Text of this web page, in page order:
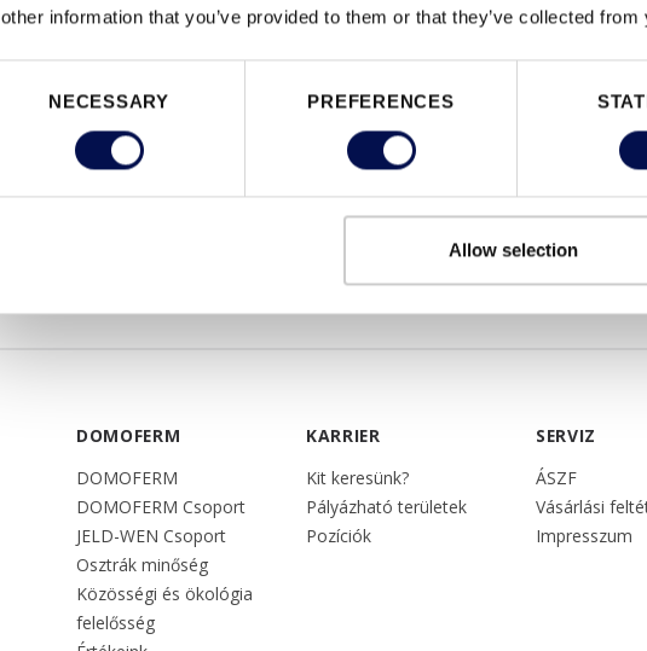
other information that you’ve provided to them or that they’ve collected
NECESSARY PREFERENCES
Allow selection
DOMOFERM
DOMOFERM
DOMOFERM Csoport
JELD-WEN Csoport
Osztrák minőség
Közösségi és ökológia
felelősség
KARRIER
Kit keresünk?
Pályázható területek
Pozíciók
SERVIZ
ÁSZF
Vásárlási
Impresszum